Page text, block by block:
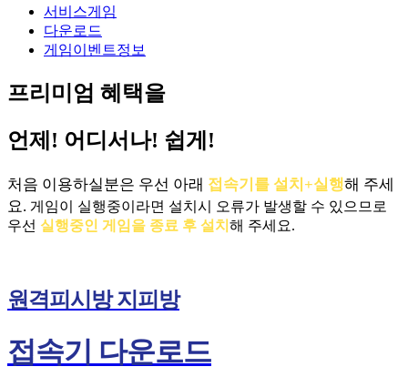
서비스게임
다운로드
게임이벤트정보
프리미엄 혜택을
언제! 어디서나! 쉽게!
처음 이용하실분은 우선 아래 접속기를 설치+실행해 주세
요. 게임이 실행중이라면 설치시 오류가 발생할 수 있으므로
우선 실행중인 게임을 종료 후 설치 해 주세요.
원격피시방 지피방
접속기 다운로드